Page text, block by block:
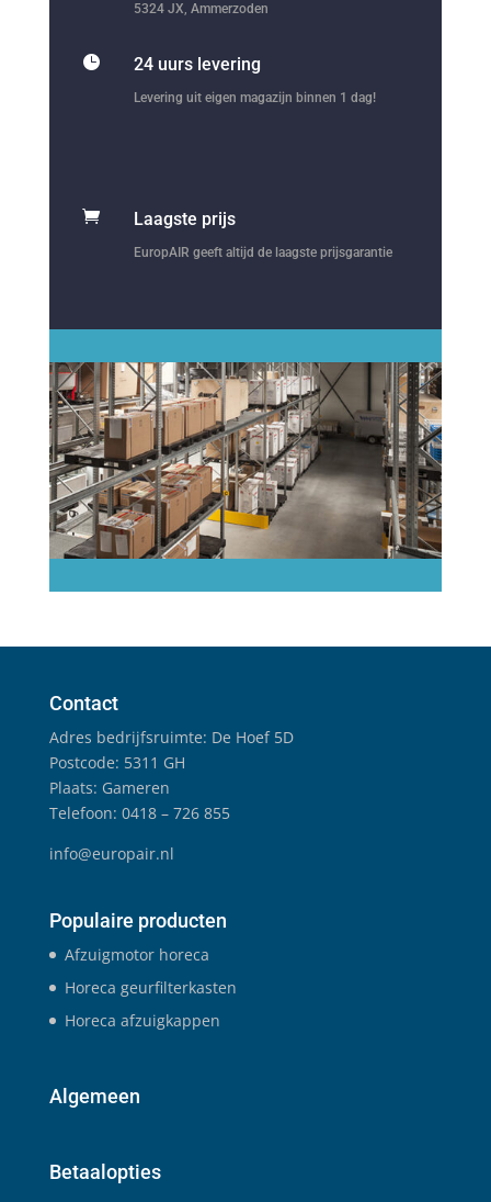
5324 JX, Ammerzoden
 24 uurs levering
Levering uit eigen magazijn binnen 1 dag!
 Laagste prijs
EuropAIR geeft altijd de laagste prijsgarantie
Contact
Adres bedrijfsruimte: De Hoef 5D
Postcode: 5311 GH
Plaats: Gameren
Telefoon: 0418 – 726 855
info@europair.nl
Populaire producten
Afzuigmotor horeca
Horeca geurfilterkasten
Horeca afzuigkappen
Algemeen
Betaalopties